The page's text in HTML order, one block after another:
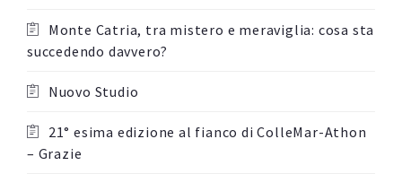
Monte Catria, tra mistero e meraviglia: cosa sta
succedendo davvero?
Nuovo Studio
21° esima edizione al fianco di ColleMar-Athon
– Grazie